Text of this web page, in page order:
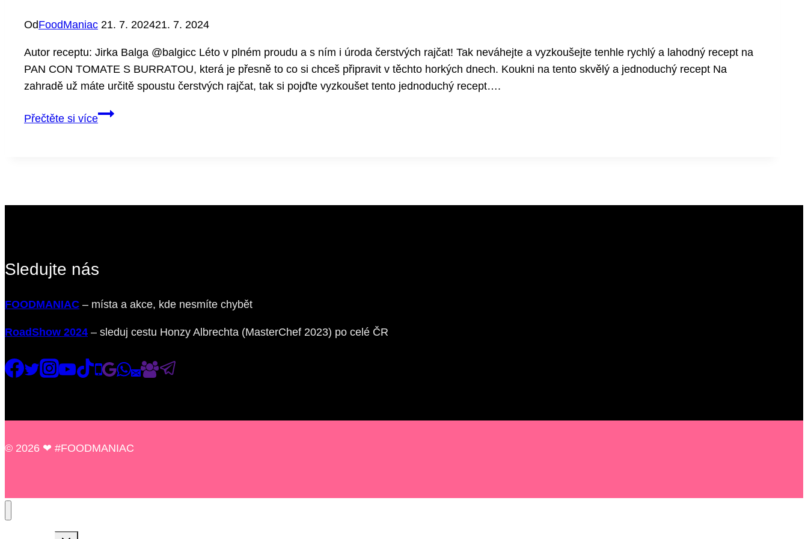
OdFoodManiac 21. 7. 202421. 7. 2024
Autor receptu: Jirka Balga @balgicc Léto v plném proudu a s ním i úroda čerstvých rajčat! Tak neváhejte a vyzkoušejte tenhle rychlý a lahodný recept na
PAN CON TOMATE S BURRATOU, která je přesně to co si chceš připravit v těchto horkých dnech. Koukni na tento skvělý a jednoduchý recept Na
zahradě už máte určitě spoustu čerstvých rajčat, tak si pojďte vyzkoušet tento jednoduchý recept….
Přečtěte si vícePAN
Sledujte nás
FOODMANIAC – místa a akce, kde nesmíte chybět
RoadShow 2024 – sleduj cestu Honzy Albrechta (MasterChef 2023) po celé ČR
© 2026 ❤ #FOODMANIAC
Toggle